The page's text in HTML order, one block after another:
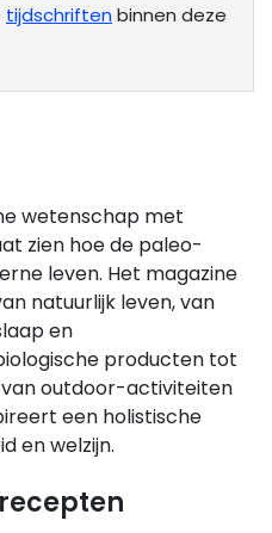
tijdschriften binnen deze
wetenschap met
zien hoe de paleo-
leven. Het magazine
natuurlijk leven, van
en
producten tot
outdoor-activiteiten
een holistische
en welzijn.